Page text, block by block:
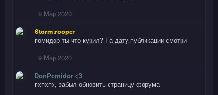
9 Мар 2020
Stormtrooper
помидор ты что курил? На дату публикации смотри
9 Мар 2020
DonPomidor <3
пхпхпх, забыл обновить страницу форума